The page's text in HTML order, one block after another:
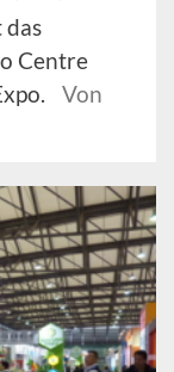
das
Centre
Von